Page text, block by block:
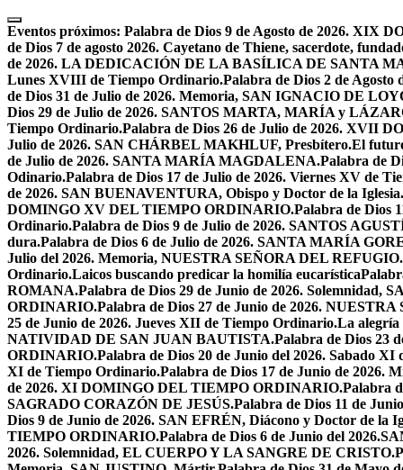
Skip
to
content
Eventos próximos: Palabra de Dios 9 de Agosto de 2026. XIX
de Dios 7 de agosto 2026. Cayetano de Thiene, sacerdote,
de 2026. LA DEDICACIÓN DE LA BASÍLICA DE SANTA
Lunes XVIII de Tiempo Ordinario.Palabra de Dios 2 de
de Dios 31 de Julio de 2026. Memoria, SAN IGNACIO DE
Dios 29 de Julio de 2026. SANTOS MARTA, MARÍA y
Tiempo Ordinario.Palabra de Dios 26 de Julio de 2026. XVII
Julio de 2026. SAN CHÁRBEL MAKHLUF, Presbítero.El
de Julio de 2026. SANTA MARÍA MAGDALENA.Palabra de
Odinario.Palabra de Dios 17 de Julio de 2026. Viernes XV de
de 2026. SAN BUENAVENTURA, Obispo y Doctor de la Iglesia.
DOMINGO XV DEL TIEMPO ORDINARIO.Palabra de Dios
Ordinario.Palabra de Dios 9 de Julio de 2026. SANTOS
dura.Palabra de Dios 6 de Julio de 2026. SANTA MARÍA
Julio del 2026. Memoria, NUESTRA SEÑORA DEL REFUGIO.
Ordinario.Laicos buscando predicar la homilía eucarística
ROMANA.Palabra de Dios 29 de Junio de 2026. Solemnidad,
ORDINARIO.Palabra de Dios 27 de Junio de 2026.
25 de Junio de 2026. Jueves XII de Tiempo Ordinario.La alegría
NATIVIDAD DE SAN JUAN BAUTISTA.Palabra de Dios 23
ORDINARIO.Palabra de Dios 20 de Junio del 2026. Sabado
XI de Tiempo Ordinario.Palabra de Dios 17 de Junio de 2026.
de 2026. XI DOMINGO DEL TIEMPO ORDINARIO.Palabra
SAGRADO CORAZÓN DE JESÚS.Palabra de Dios 11 de
Dios 9 de Junio de 2026. SAN EFRÉN, Diácono y Doctor de la
TIEMPO ORDINARIO.Palabra de Dios 6 de Junio del
2026. Solemnidad, EL CUERPO Y LA SANGRE DE CRISTO.